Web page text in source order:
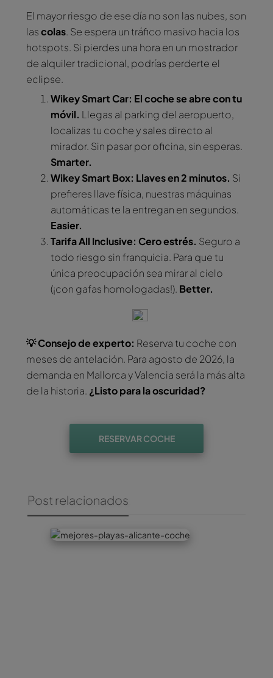
El mayor riesgo de ese día no son las nubes, son
lascolas. Se espera un tráfico masivo hacia los
hotspots. Si pierdes una hora en un mostrador
de alquiler tradicional, podrías perderte el
eclipse.
Wikey Smart Car: El coche se abre con tu
móvil. Llegas al parking del aeropuerto,
localizas tu coche y sales directo al
mirador. Sin pasar por oficina, sin esperas.
Smarter.
Wikey Smart Box: Llaves en 2 minutos. Si
prefieres llave física, nuestras máquinas
automáticas te la entregan en segundos.
Easier.
Tarifa All Inclusive: Cero estrés. Seguro a
todo riesgo sin franquicia. Para que tu
única preocupación sea mirar al cielo
(¡con gafas homologadas!). Better.
💡 Consejo de experto: Reserva tu coche con
meses de antelación. Para agosto de 2026, la
demanda en Mallorca y Valencia será la más alta
de la historia. ¿Listo para la oscuridad?
RESERVAR COCHE
Post relacionados